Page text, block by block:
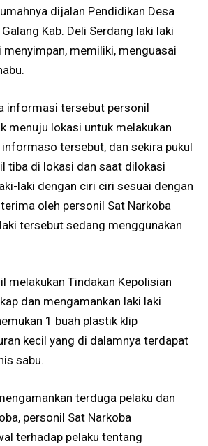
dijalan Pendidikan Desa
Kab. Deli Serdang laki laki
memiliki, menguasai
informasi tersebut personil
menuju lokasi untuk melakukan
tersebut, dan sekira pukul
tiba di lokasi dan saat dilokasi
laki dengan ciri ciri sesuai dengan
oleh personil Sat Narkoba
tersebut sedang menggunakan
melakukan Tindakan Kepolisian
dan mengamankan laki laki
1 buah plastik klip
kecil yang di dalamnya terdapat
sabu.
terduga pelaku dan
personil Sat Narkoba
terhadap pelaku tentang